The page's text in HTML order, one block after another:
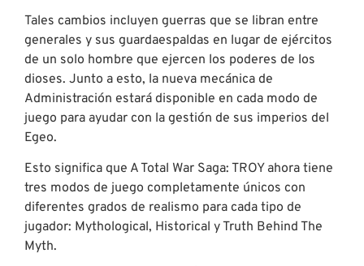
Tales cambios incluyen guerras que se libran entre
generales y sus guardaespaldas en lugar de ejércitos
de un solo hombre que ejercen los poderes de los
dioses. Junto a esto, la nueva mecánica de
Administración estará disponible en cada modo de
juego para ayudar con la gestión de sus imperios del
Egeo.
Esto significa que A Total War Saga: TROY ahora tiene
tres modos de juego completamente únicos con
diferentes grados de realismo para cada tipo de
jugador: Mythological, Historical y Truth Behind The
Myth.